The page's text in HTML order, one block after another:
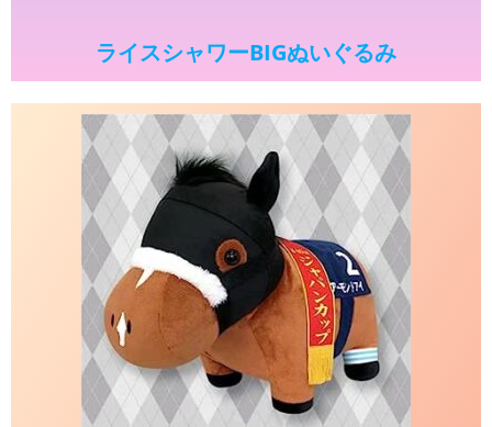
ライスシャワーBIGぬいぐるみ